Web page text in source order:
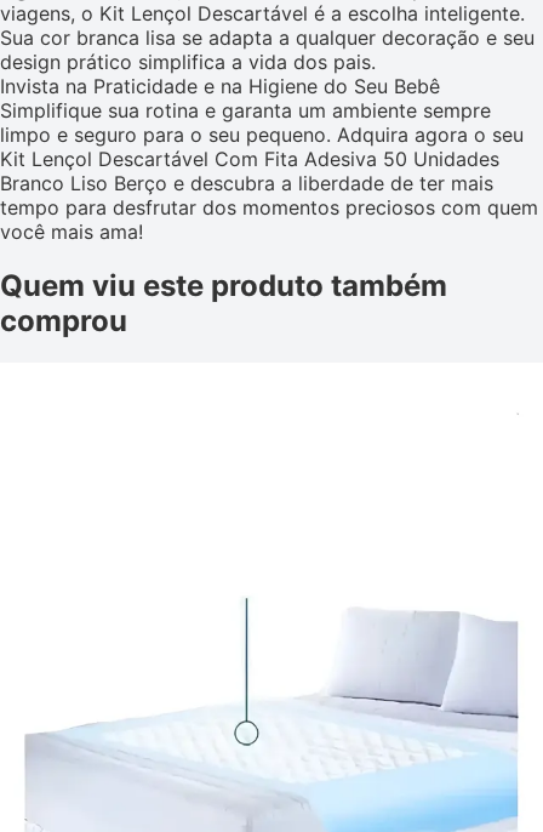
viagens, o Kit Lençol Descartável é a escolha inteligente.
Sua cor branca lisa se adapta a qualquer decoração e seu
design prático simplifica a vida dos pais.
Invista na Praticidade e na Higiene do Seu Bebê
Simplifique sua rotina e garanta um ambiente sempre
limpo e seguro para o seu pequeno. Adquira agora o seu
Kit Lençol Descartável Com Fita Adesiva 50 Unidades
Branco Liso Berço e descubra a liberdade de ter mais
tempo para desfrutar dos momentos preciosos com quem
você mais ama!
Quem viu este produto também
comprou